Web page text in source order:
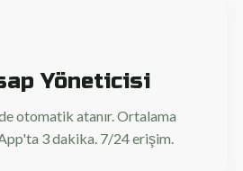
Yöneticisi
otomatik atanır. Ortalama
3 dakika. 7/24 erişim.